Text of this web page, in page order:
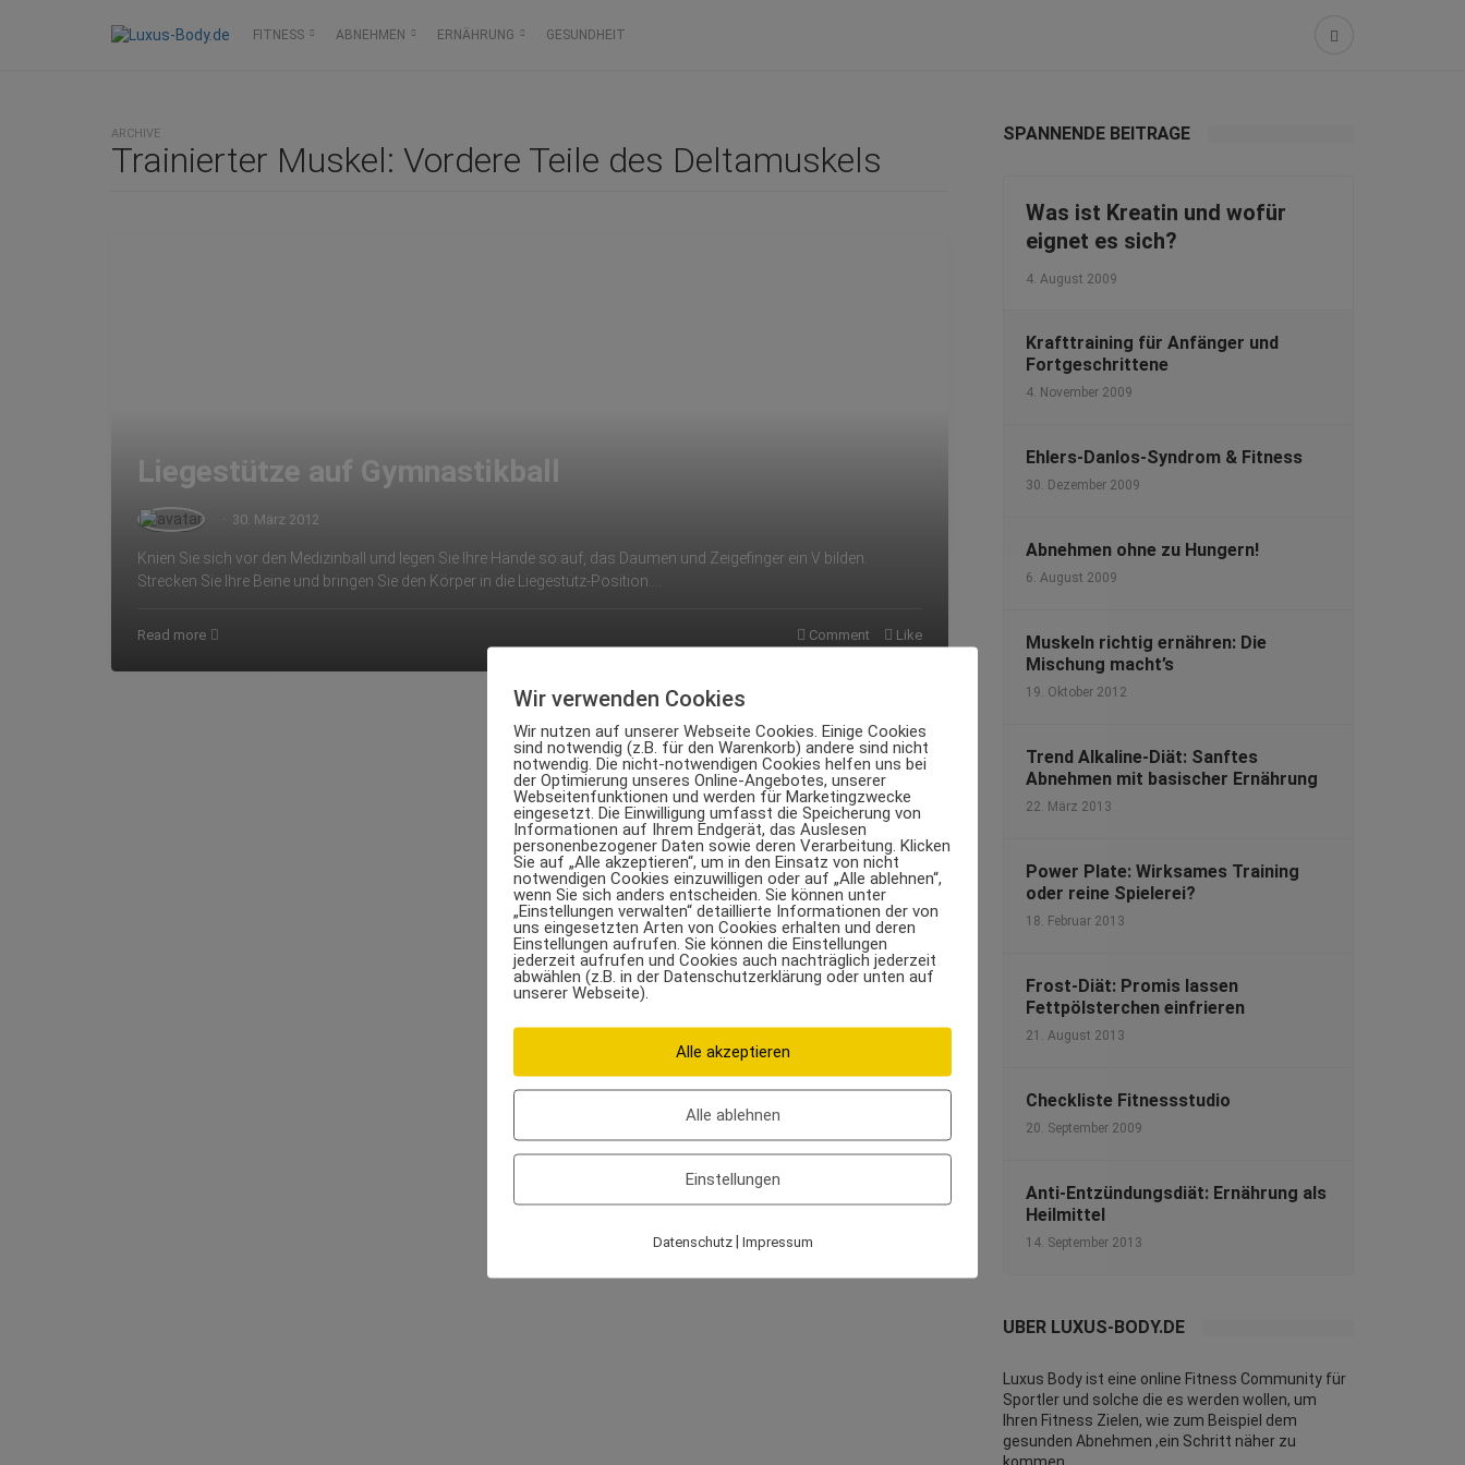
FITNESS ABNEHMEN ERNÄHRUNG GESUNDHEIT
ARCHIVE
Trainierter Muskel: Vordere Teile des Deltamuskels
Liegestütze auf Gymnastikball
· 30. März 2012
Knien Sie sich vor den Medizinball und legen Sie Ihre Hände so auf, das Daumen und Zeigefinger ein V bilden.
Strecken Sie Ihre Beine und bringen Sie den Körper in die Liegestütz-Position.…
Read more Comment Like
SPANNENDE BEITRÄGE
Was ist Kreatin und wofür
eignet es sich?
4. August 2009
Krafttraining für Anfänger und
Fortgeschrittene
4. November 2009
Ehlers-Danlos-Syndrom & Fitness
30. Dezember 2009
Abnehmen ohne zu Hungern!
6. August 2009
Muskeln richtig ernähren: Die
Mischung macht’s
19. Oktober 2012
Trend Alkaline-Diät: Sanftes
Abnehmen mit basischer Ernährung
22. März 2013
Power Plate: Wirksames Training
oder reine Spielerei?
18. Februar 2013
Frost-Diät: Promis lassen
Fettpölsterchen einfrieren
21. August 2013
Checkliste Fitnessstudio
20. September 2009
Anti-Entzündungsdiät: Ernährung als
Heilmittel
14. September 2013
ÜBER LUXUS-BODY.DE
Luxus Body ist eine online Fitness Community für
Sportler und solche die es werden wollen, um
Ihren Fitness Zielen, wie zum Beispiel dem
gesunden Abnehmen ,ein Schritt näher zu
Wir verwenden Cookies
Wir nutzen auf unserer Webseite Cookies. Einige Cookies
sind notwendig (z.B. für den Warenkorb) andere sind nicht
notwendig. Die nicht-notwendigen Cookies helfen uns bei
der Optimierung unseres Online-Angebotes, unserer
Webseitenfunktionen und werden für Marketingzwecke
eingesetzt. Die Einwilligung umfasst die Speicherung von
Informationen auf Ihrem Endgerät, das Auslesen
personenbezogener Daten sowie deren Verarbeitung. Klicken
Sie auf „Alle akzeptieren“, um in den Einsatz von nicht
notwendigen Cookies einzuwilligen oder auf „Alle ablehnen“,
wenn Sie sich anders entscheiden. Sie können unter
„Einstellungen verwalten“ detaillierte Informationen der von
uns eingesetzten Arten von Cookies erhalten und deren
Einstellungen aufrufen. Sie können die Einstellungen
jederzeit aufrufen und Cookies auch nachträglich jederzeit
abwählen (z.B. in der Datenschutzerklärung oder unten auf
unserer Webseite).
Alle akzeptieren
Alle ablehnen
Einstellungen
Datenschutz| Impressum